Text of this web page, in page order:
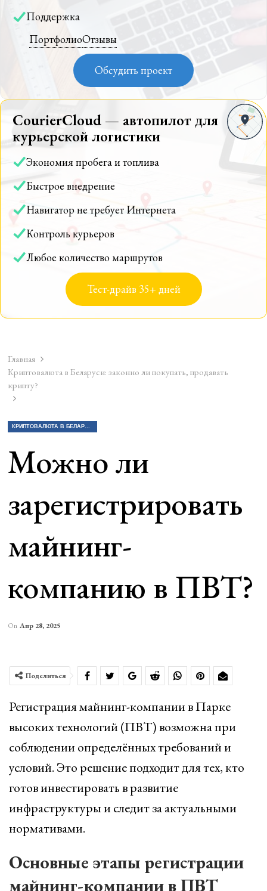
Поддержка
ПортфолиоОтзывы
Обсудить проект
CourierCloud — автопилот для
курьерской логистики
Экономия пробега и топлива
Быстрое внедрение
Навигатор не требует Интернета
Контроль курьеров
Любое количество маршрутов
Тест-драйв 35+ дней
Главная
Криптовалюта в Беларуси: законно ли покупать, продавать
крипту?
КРИПТОВАЛЮТА В БЕЛАРУСИ: ЗАКОННО ЛИ ПОКУПАТЬ, ПРОДАВАТЬ КРИПТУ?
Можно ли
зарегистрировать
майнинг-
компанию в ПВТ?
On Апр 28, 2025
Поделиться
Регистрация майнинг-компании в Парке
высоких технологий (ПВТ) возможна при
соблюдении определённых требований и
условий. Это решение подходит для тех, кто
готов инвестировать в развитие
инфраструктуры и следит за актуальными
нормативами.
Основные этапы регистрации
майнинг-компании в ПВТ